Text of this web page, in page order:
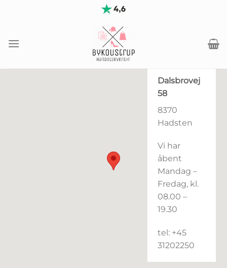
Dalsbrovej
58
8370
Hadsten
Vi har
åbent
Mandag –
Fredag, kl.
08.00 –
19.30
tel: +45
31202250